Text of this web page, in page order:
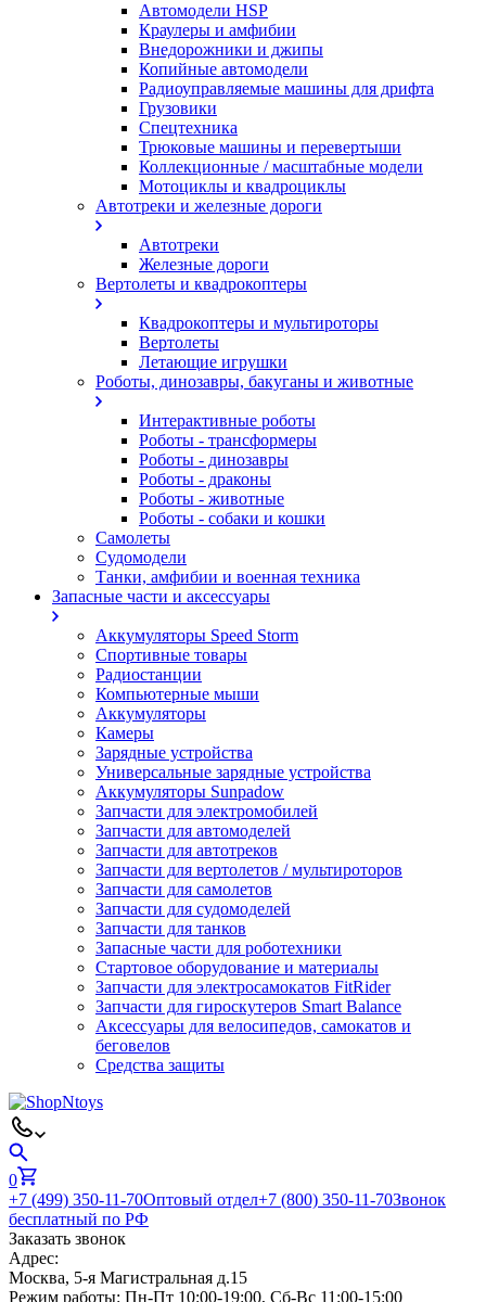
Автомодели HSP
Краулеры и амфибии
Внедорожники и джипы
Копийные автомодели
Радиоуправляемые машины для дрифта
Грузовики
Спецтехника
Трюковые машины и перевертыши
Коллекционные / масштабные модели
Мотоциклы и квадроциклы
Автотреки и железные дороги
Автотреки
Железные дороги
Вертолеты и квадрокоптеры
Квадрокоптеры и мультироторы
Вертолеты
Летающие игрушки
Роботы, динозавры, бакуганы и животные
Интерактивные роботы
Роботы - трансформеры
Роботы - динозавры
Роботы - драконы
Роботы - животные
Роботы - собаки и кошки
Самолеты
Судомодели
Танки, амфибии и военная техника
Запасные части и аксессуары
Аккумуляторы Speed Storm
Спортивные товары
Радиостанции
Компьютерные мыши
Аккумуляторы
Камеры
Зарядные устройства
Универсальные зарядные устройства
Аккумуляторы Sunpadow
Запчасти для электромобилей
Запчасти для автомоделей
Запчасти для автотреков
Запчасти для вертолетов / мультироторов
Запчасти для самолетов
Запчасти для судомоделей
Запчасти для танков
Запасные части для роботехники
Стартовое оборудование и материалы
Запчасти для электросамокатов FitRider
Запчасти для гироскутеров Smart Balance
Аксессуары для велосипедов, самокатов и
беговелов
Средства защиты
0
+7 (499) 350-11-70Оптовый отдел+7 (800) 350-11-70Звонок
бесплатный по РФ
Заказать звонок
Адрес:
Москва, 5-я Магистральная д.15
Режим работы: Пн-Пт 10:00-19:00, Сб-Вс 11:00-15:00